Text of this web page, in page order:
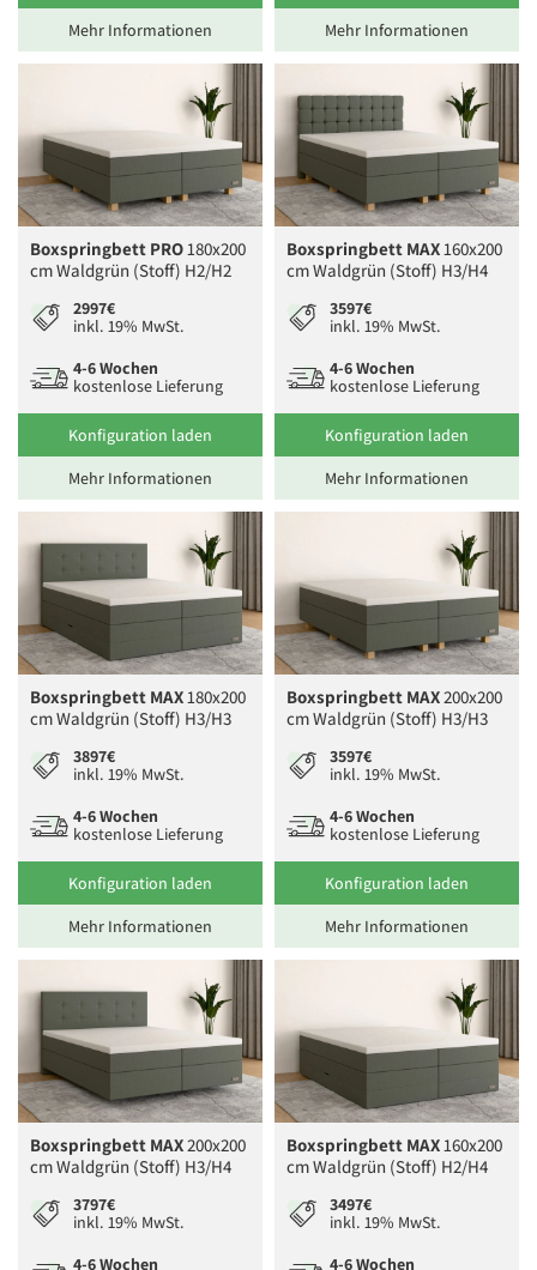
Mehr Informationen
Mehr Informationen
Boxspringbett PRO180x200
cm Waldgrün (Stoff) H2/H2
2997€
inkl. 19% MwSt.
4-6 Wochen
kostenlose Lieferung
Konfiguration laden
Mehr Informationen
Boxspringbett MAX160x200
cm Waldgrün (Stoff) H3/H4
3597€
inkl. 19% MwSt.
4-6 Wochen
kostenlose Lieferung
Konfiguration laden
Mehr Informationen
Boxspringbett MAX180x200
cm Waldgrün (Stoff) H3/H3
3897€
inkl. 19% MwSt.
4-6 Wochen
kostenlose Lieferung
Konfiguration laden
Mehr Informationen
Boxspringbett MAX200x200
cm Waldgrün (Stoff) H3/H3
3597€
inkl. 19% MwSt.
4-6 Wochen
kostenlose Lieferung
Konfiguration laden
Mehr Informationen
Boxspringbett MAX200x200
cm Waldgrün (Stoff) H3/H4
3797€
inkl. 19% MwSt.
4-6 Wochen
Boxspringbett MAX160x200
cm Waldgrün (Stoff) H2/H4
3497€
inkl. 19% MwSt.
4-6 Wochen